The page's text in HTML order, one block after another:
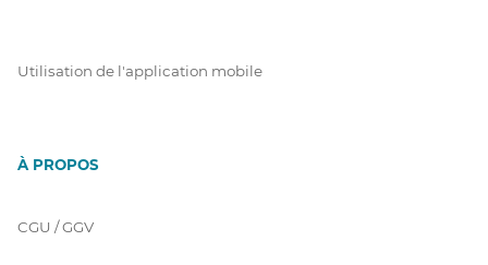
Utilisation de l'application mobile
À PROPOS
CGU / GGV